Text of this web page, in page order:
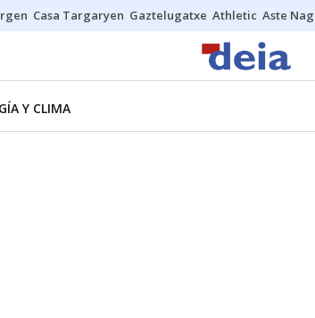
Casa Targaryen Gaztelugatxe Athletic Aste
Y CLIMA